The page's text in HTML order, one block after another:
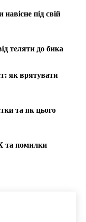
під свій
теляти до бика
як врятувати
та як цього
та помилки